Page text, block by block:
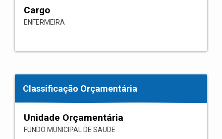
Cargo
ENFERMEIRA
Classificação Orçamentária
Unidade Orçamentária
FUNDO MUNICIPAL DE SAUDE